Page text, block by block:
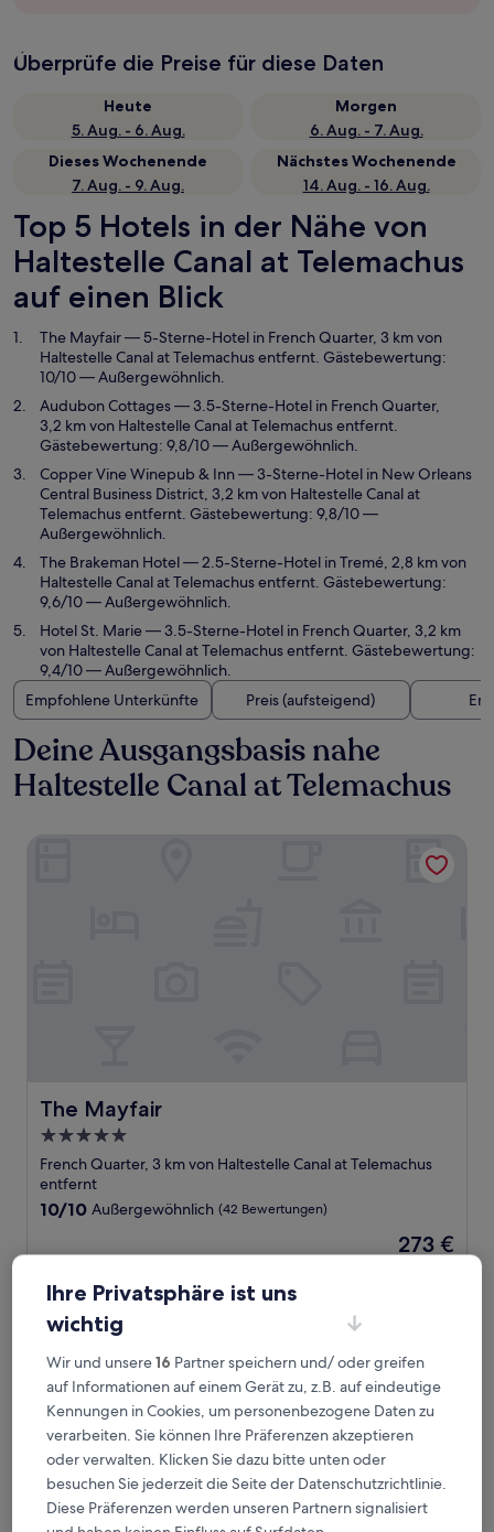
Überprüfe die Preise für diese Daten
Heute
5. Aug. - 6. Aug.
Morgen
6. Aug. - 7. Aug.
Dieses Wochenende
7. Aug. - 9. Aug.
Nächstes Wochenende
14. Aug. - 16. Aug.
Top 5 Hotels in der Nähe von
Haltestelle Canal at Telemachus
auf einen Blick
The Mayfair— 5-Sterne-Hotel in French Quarter, 3 km von
Haltestelle Canal at Telemachus entfernt. Gästebewertung:
10/10 — Außergewöhnlich.
Audubon Cottages— 3.5-Sterne-Hotel in French Quarter,
3,2 km von Haltestelle Canal at Telemachus entfernt.
Gästebewertung: 9,8/10 — Außergewöhnlich.
Copper Vine Winepub & Inn— 3-Sterne-Hotel in New Orleans
Central Business District, 3,2 km von Haltestelle Canal at
Telemachus entfernt. Gästebewertung: 9,8/10 —
Außergewöhnlich.
The Brakeman Hotel— 2.5-Sterne-Hotel in Tremé, 2,8 km von
Haltestelle Canal at Telemachus entfernt. Gästebewertung:
9,6/10 — Außergewöhnlich.
Hotel St. Marie— 3.5-Sterne-Hotel in French Quarter, 3,2 km
von Haltestelle Canal at Telemachus entfernt. Gästebewertung:
9,4/10 — Außergewöhnlich.
Empfohlene Unterkünfte
Preis (aufsteigend)
Deine Ausgangsbasis nahe
Haltestelle Canal at Telemachus
The Mayfair
The Mayfair
5.0-
Sterne-
Unterkunft
French Quarter, 3 km von Haltestelle Canal at Telemachus
entfernt
10.0
(42
Bewertungen)
10/10 Außergewöhnlich (42 Bewertungen)
Der
Preis
273 €
Audubon Cottages
Ihre Privatsphäre ist uns
wichtig
Wir und unsere16 Partner speichern und/ oder greifen
auf Informationen auf einem Gerät zu, z.B. auf eindeutige
Kennungen in Cookies, um personenbezogene Daten zu
verarbeiten. Sie können Ihre Präferenzen akzeptieren
oder verwalten. Klicken Sie dazu bitte unten oder
besuchen Sie jederzeit die Seite der Datenschutzrichtlinie.
Diese Präferenzen werden unseren Partnern signalisiert